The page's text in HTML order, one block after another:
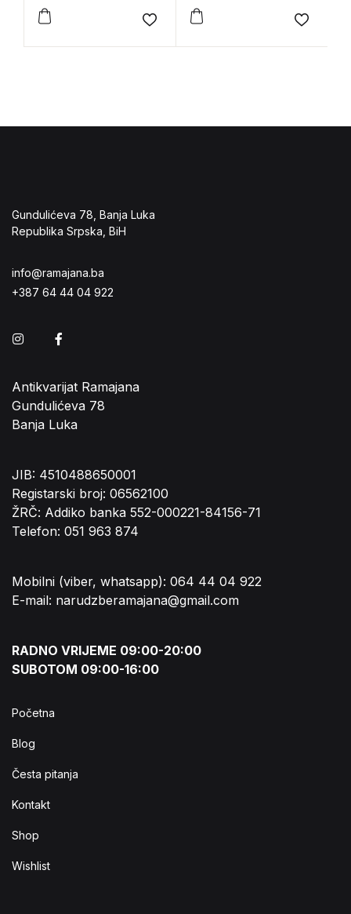
Add to wishlist Add to
Gundulićeva 78, Banja Luka
Republika Srpska, BiH
info@ramajana.ba
+387 64 44 04 922
Instagram
Antikvarijat Ramajana
Gundulićeva 78
Banja Luka
JIB: 4510488650001
Registarski broj: 06562100
ŽRČ: Addiko banka 552-000221-84156-71
Telefon: 051 963 874
Mobilni (viber, whatsapp): 064 44 04 922
E-mail: narudzberamajana@gmail.com
RADNO VRIJEME 09:00-20:00
SUBOTOM 09:00-16:00
Početna
Blog
Česta pitanja
Kontakt
Shop
Wishlist